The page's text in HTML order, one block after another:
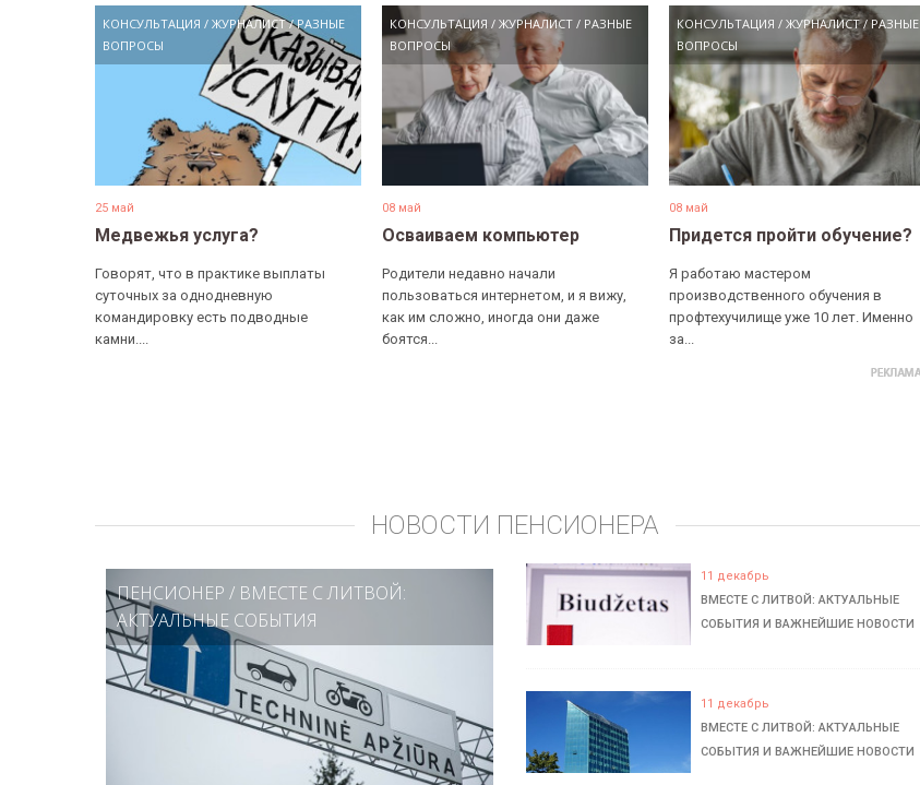
КОНСУЛЬТАЦИЯ / ЖУРНАЛИСТ/РАЗНЫЕ
ВОПРОСЫ
25 май
Медвежья услуга?
Говорят, что в практике выплаты
суточных за однодневную
командировку есть подводные
камни....
КОНСУЛЬТАЦИЯ /ЖУРНАЛИСТ / РАЗНЫЕ
ВОПРОСЫ
08 май
Осваиваем компьютер
Родители недавно начали
пользоваться интернетом, и я вижу,
как им сложно, иногда они даже
боятся...
КОНСУЛЬТАЦИЯ /ЖУРНАЛИСТ/ РАЗНЫЕ
ВОПРОСЫ
08 май
Придется пройти обучение?
Я работаю мастером
производственного обучения в
профтехучилище уже 10 лет. Именно
за...
НОВОСТИ ПЕНСИОНЕРА
ПЕНСИОНЕР / ВМЕСТЕ С ЛИТВОЙ:
АКТУАЛЬНЫЕ СОБЫТИЯ
11 декабрь
ВМЕСТЕ С ЛИТВОЙ: АКТУАЛЬНЫЕ
СОБЫТИЯ И ВАЖНЕЙШИЕ НОВОСТИ
11 декабрь
ВМЕСТЕ С ЛИТВОЙ: АКТУАЛЬНЫЕ
СОБЫТИЯ И ВАЖНЕЙШИЕ НОВОСТИ